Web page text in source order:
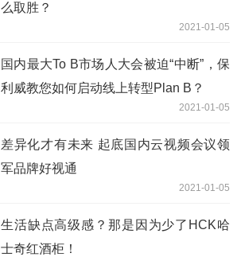
么取胜？
2021-01-05
国内最大To B市场人大会被迫“中断”，保
利威教您如何启动线上转型Plan B？
2021-01-05
差异化才有未来 起底国内云视频会议领
军品牌好视通
2021-01-05
生活缺点高级感？那是因为少了HCK哈
士奇红酒柜！